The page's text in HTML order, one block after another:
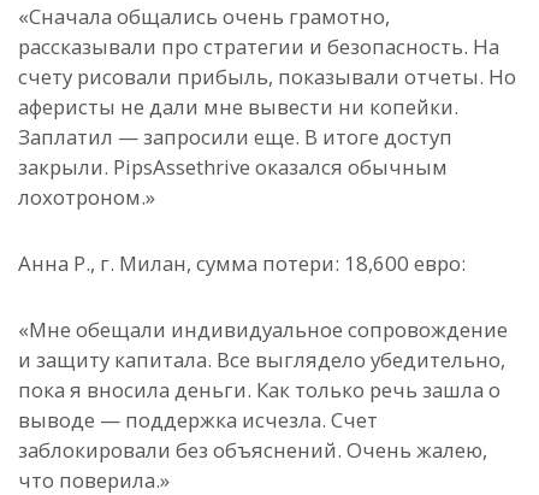
«Сначала общались очень грамотно,
рассказывали про стратегии и безопасность. На
счету рисовали прибыль, показывали отчеты. Но
аферисты не дали мне вывести ни копейки.
Заплатил — запросили еще. В итоге доступ
закрыли. PipsAssethrive оказался обычным
лохотроном.»
Анна Р., г. Милан, сумма потери: 18,600 евро:
«Мне обещали индивидуальное сопровождение
и защиту капитала. Все выглядело убедительно,
пока я вносила деньги. Как только речь зашла о
выводе — поддержка исчезла. Счет
заблокировали без объяснений. Очень жалею,
что поверила.»